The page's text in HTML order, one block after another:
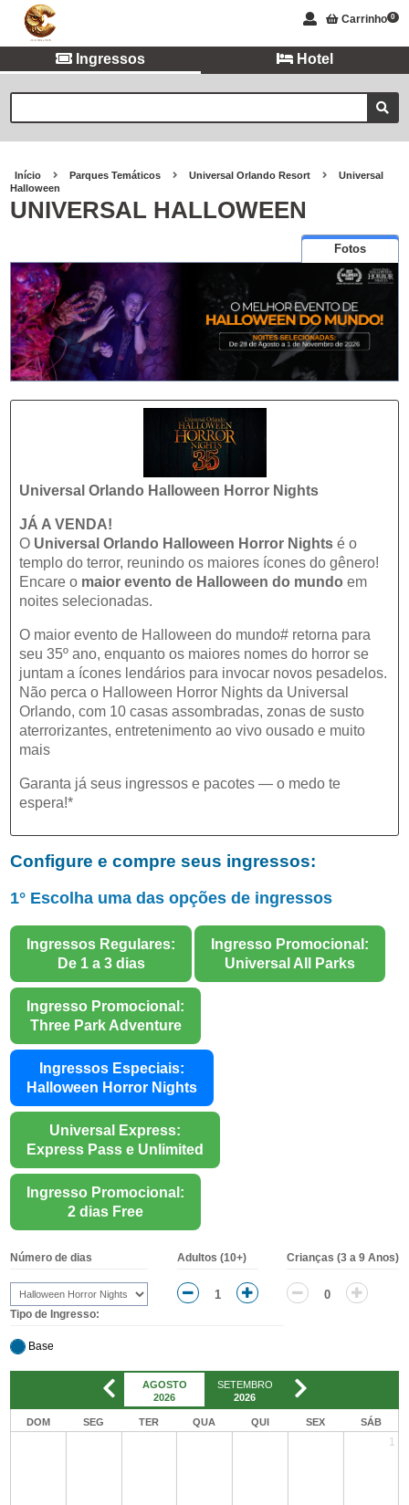
Carrinho 0
Ingressos Hotel
Início Parques Temáticos Universal Orlando Resort
Universal
Halloween
UNIVERSAL HALLOWEEN
Fotos
Universal Orlando Halloween Horror Nights
JÁ A VENDA!
O Universal Orlando Halloween Horror Nightsé o
templo do terror, reunindo os maiores ícones do gênero!
Encare o maior evento de Halloween do mundo em
noites selecionadas.
O maior evento de Halloween do mundo#retorna para
seu 35ºano, enquanto os maiores nomes do horror se
juntam a ícones lendários para invocar novos pesadelos.
Não perca o Halloween Horror Nights da Universal
Orlando, com 10 casas assombradas, zonas de susto
aterrorizantes, entretenimento ao vivo ousado e muito
mais
Garanta já seus ingressos e pacotes — o medo te
espera!*
Configure e compre seus ingressos:
1° Escolha uma das opções de ingressos
Ingressos Regulares:
De 1 a 3 dias
Ingresso Promocional:
Universal All Parks
Ingresso Promocional:
Three Park Adventure
Ingressos Especiais:
Halloween Horror Nights
Universal Express:
Express Pass e Unlimited
Ingresso Promocional:
2 dias Free
Número de dias Adultos (10+) Crianças (3 a 9 Anos)
Tipo de Ingresso:
Base
AGOSTO
2026
SETEMBRO
2026
OUTUBRO
DOM SEG TER QUA QUI SEX SÁB
1